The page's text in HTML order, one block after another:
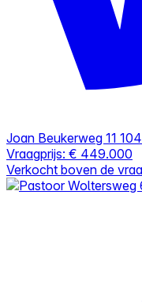
Joan Beukerweg 11
Vraagprijs: € 449.000
Verkocht boven de